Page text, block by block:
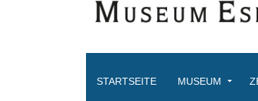
STARTSEITE MUSEUM